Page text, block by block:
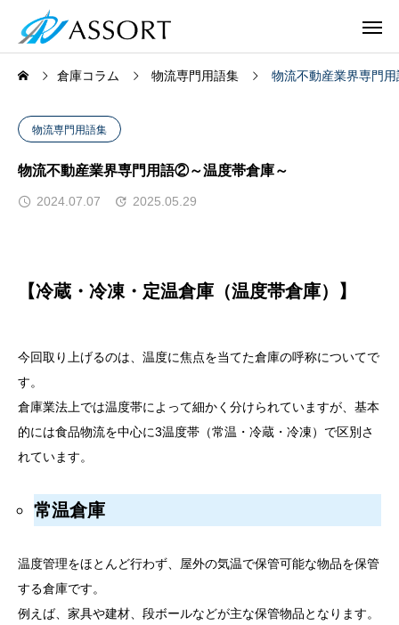
倉庫コラム 物流専門用語集 物流不動産業界専門
物流専門用語集
物流不動産業界専門用語②～温度帯倉庫～
2024.07.07 2025.05.29
【冷蔵・冷凍・定温倉庫（温度帯倉庫）】
今回取り上げるのは、温度に焦点を当てた倉庫の呼称についてで
す。
倉庫業法上では温度帯によって細かく分けられていますが、基本
的には食品物流を中心に3温度帯（常温・冷蔵・冷凍）で区別さ
れています。
常温倉庫
温度管理をほとんど行わず、屋外の気温で保管可能な物品を保管
する倉庫です。
例えば、家具や建材、段ボールなどが主な保管物品となります。